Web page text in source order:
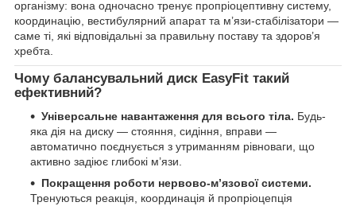
організму: вона одночасно тренує пропріоцептивну систему,
координацію, вестибулярний апарат та м’язи-стабілізатори —
саме ті, які відповідальні за правильну поставу та здоров’я
хребта.
Чому балансувальний диск EasyFit такий
ефективний?
Універсальне навантаження для всього тіла. Будь-
яка дія на диску — стояння, сидіння, вправи —
автоматично поєднується з утриманням рівноваги, що
активно задіює глибокі м’язи.
Покращення роботи нервово-м’язової системи.
Тренуються реакція, координація й пропріоцепція